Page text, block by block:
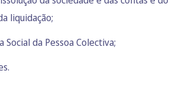
liquidação;
Social da Pessoa Colectiva;